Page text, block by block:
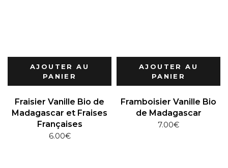
AJOUTER AU
PANIER
Fraisier Vanille Bio de
Madagascar et Fraises
Françaises
6.00€
AJOUTER AU
PANIER
Framboisier Vanille Bio
de Madagascar
7.00€